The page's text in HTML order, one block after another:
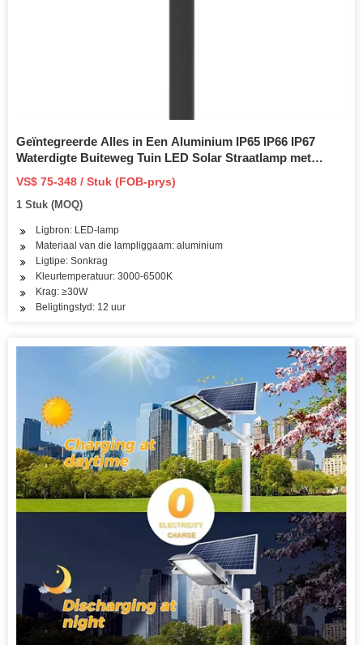
Geïntegreerde Alles in Een Aluminium IP65 IP66 IP67
Waterdigte Buiteweg Tuin LED Solar Straatlamp met
Bewegingsensor Litium Battery en Paneel
VS$ 75-348 / Stuk (FOB-prys)
1 Stuk (MOQ)
Ligbron: LED-lamp
Materiaal van die lampliggaam: aluminium
Ligtipe: Sonkrag
Kleurtemperatuur: 3000-6500K
Krag: ≥30W
Beligtingstyd: 12 uur